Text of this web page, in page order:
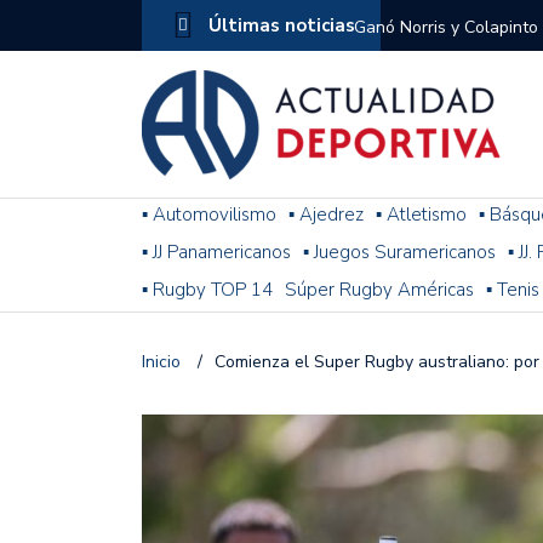
Últimas noticiasGanó Norris y
1
El penal de Barracas
Monumental
Se jugó una nueva
Arrancó el Torneo
Franco Colapinto giró
Racing le ganó a
omitió un penal de Sosa
▪ Automovilismo ▪ Ajedrez ▪ Atletismo ▪
▪ JJ Panamericanos ▪ Juegos Suramericanos ▪
▪ Rugby TOP 14 Súper Rugby Américas ▪ Tenis
Inicio / Comienza el Super Rugby australiano: